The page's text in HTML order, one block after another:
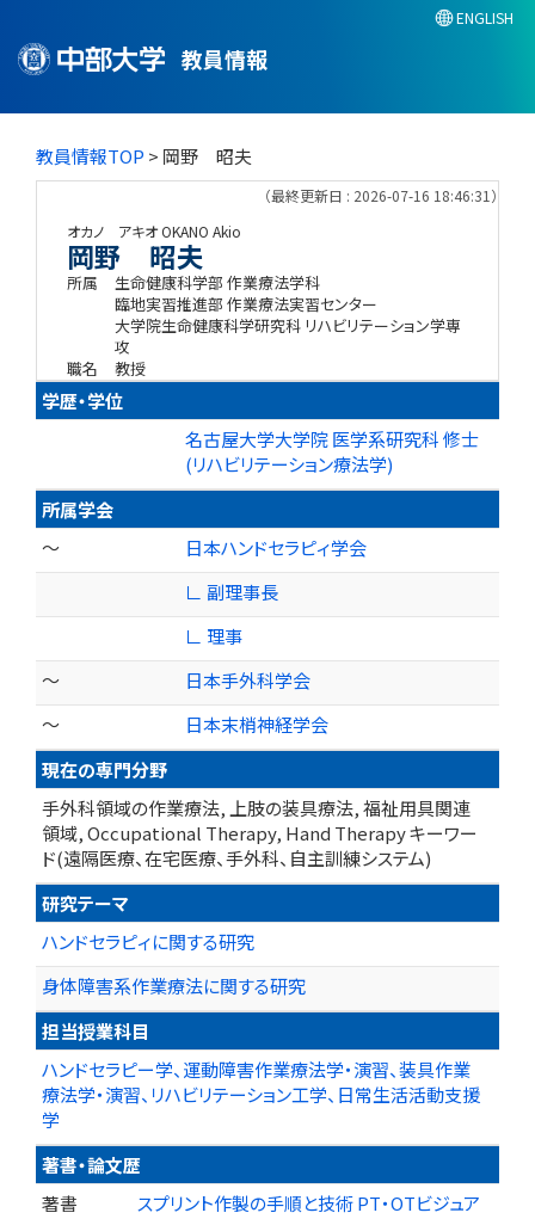
教員情報
ENGLISH
教員情報TOP > 岡野 昭夫
（最終更新日 : 2026-07-16 18:46:31）
オカノ アキオOKANO Akio
岡野 昭夫
所属
生命健康科学部 作業療法学科
臨地実習推進部 作業療法実習センター
大学院生命健康科学研究科 リハビリテーション学専
攻
職名
教授
学歴・学位
名古屋大学大学院 医学系研究科 修士
(リハビリテーション療法学)
所属学会
～
日本ハンドセラピィ学会
∟ 副理事長
∟ 理事
～
日本手外科学会
～
日本末梢神経学会
現在の専門分野
手外科領域の作業療法, 上肢の装具療法, 福祉用具関連
領域, Occupational Therapy, Hand Therapy キーワー
ド(遠隔医療、在宅医療、手外科、自主訓練システム)
研究テーマ
ハンドセラピィに関する研究
身体障害系作業療法に関する研究
担当授業科目
ハンドセラピー学、運動障害作業療法学・演習、装具作業
療法学・演習、リハビリテーション工学、日常生活活動支援
学
著書・論文歴
著書
スプリント作製の手順と技術 PT・OTビジュア